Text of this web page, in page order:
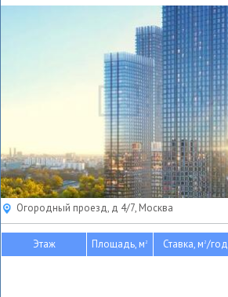
Огородный проезд, д 4/7, Москва
Этаж Площадь, м2 Ставка, м2/год